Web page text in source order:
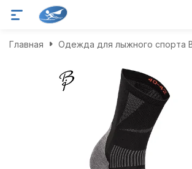
Главная Одежда для лыжного спорта